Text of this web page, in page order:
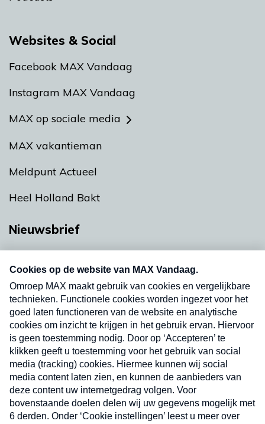
Websites & Social
Facebook MAX Vandaag
Instagram MAX Vandaag
MAX op sociale media
MAX vakantieman
Meldpunt Actueel
Heel Holland Bakt
Nieuwsbrief
Neem hier een gratis abonnement op onze
nieuwsbrief. Elke vrijdag- en dinsdagochtend in
uw mailbox.
Verzend